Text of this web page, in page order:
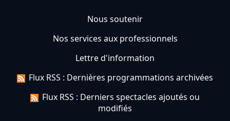
Nous soutenir
Nos services aux professionnels
Lettre d'information
Flux RSS : Dernières programmations archivées
Flux RSS : Derniers spectacles ajoutés ou
modifiés